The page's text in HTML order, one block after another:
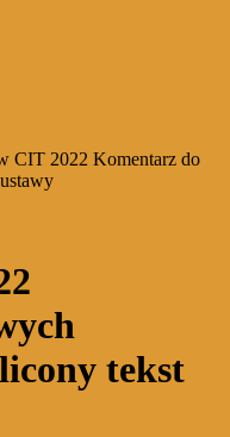
CIT 2022 Komentarz do
tekst